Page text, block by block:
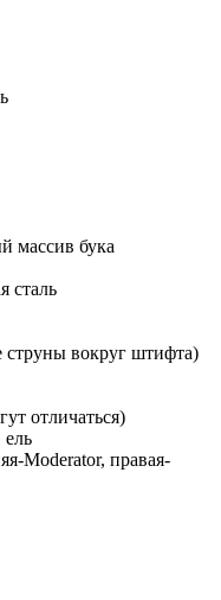
массив бука
сталь
струны вокруг штифта)
отличаться)
ель
Moderator, правая-